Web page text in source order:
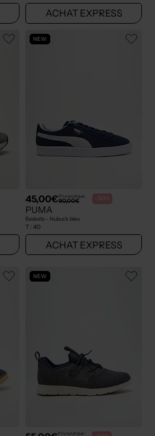
ACHAT EXPRESS
NEW
45,00€Prix boutique :
90,00€ -50%
PUMA
Baskets - Nubuck bleu
T : 40
ACHAT EXPRESS
NEW
Prix boutique :